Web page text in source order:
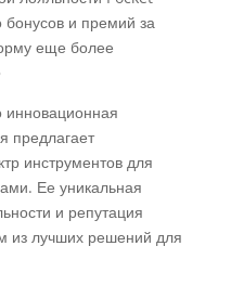
и премий за
еще более
предлагает
инструментов для
Ее уникальная
и репутация
из лучших решений для